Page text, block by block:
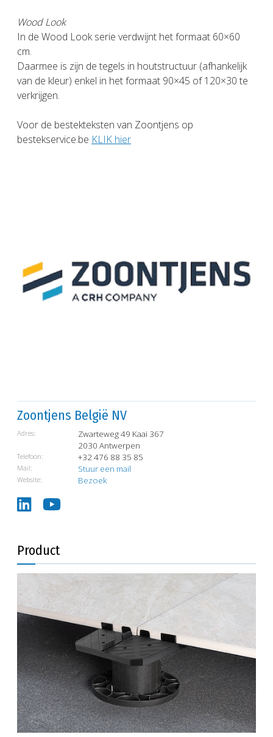
Wood Look
In de Wood Look serie verdwijnt het formaat 60×60
cm.
Daarmee is zijn de tegels in houtstructuur (afhankelijk
van de kleur) enkel in het formaat 90×45 of 120×30 te
verkrijgen.
Voor de bestekteksten van Zoontjens op
bestekservice.be KLIK hier
Zoontjens België NV
Adres:
Zwarteweg 49 Kaai 367
2030 Antwerpen
Telefoon: +32 476 88 35 85
Mail: Stuur een mail
Website: Bezoek
Product